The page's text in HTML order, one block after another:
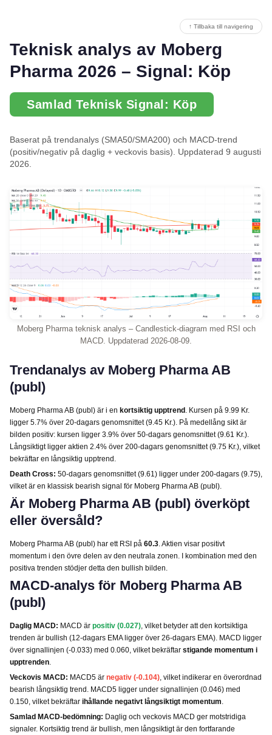
↑ Tillbaka till navigering
Teknisk analys av Moberg
Pharma 2026 – Signal: Köp
Samlad Teknisk Signal: Köp
Baserat på trendanalys (SMA50/SMA200) och MACD-trend
(positiv/negativ på daglig + veckovis basis). Uppdaterad 9 augusti
2026.
Moberg Pharma teknisk analys – Candlestick-diagram med RSI och
MACD. Uppdaterad 2026-08-09.
Trendanalys av Moberg Pharma AB
(publ)
Moberg Pharma AB (publ) är i en kortsiktig upptrend . Kursen på 9.99 Kr.
ligger 5.7% över 20-dagars genomsnittet (9.45 Kr.). På medellång sikt är
bilden positiv: kursen ligger 3.9% över 50-dagars genomsnittet (9.61 Kr.).
Långsiktigt ligger aktien 2.4% över 200-dagars genomsnittet (9.75 Kr.), vilket
bekräftar en långsiktig upptrend.
Death Cross: 50-dagars genomsnittet (9.61) ligger under 200-dagars (9.75),
vilket är en klassisk bearish signal för Moberg Pharma AB (publ).
Är Moberg Pharma AB (publ) överköpt
eller översåld?
Moberg Pharma AB (publ) har ett RSI på 60.3. Aktien visar positivt
momentum i den övre delen av den neutrala zonen. I kombination med den
positiva trenden stödjer detta den bullish bilden.
MACD-analys för Moberg Pharma AB
(publ)
Daglig MACD: MACD är positiv (0.027), vilket betyder att den kortsiktiga
trenden är bullish (12-dagars EMA ligger över 26-dagars EMA). MACD ligger
över signallinjen (-0.033) med 0.060, vilket bekräftar stigande momentum i
upptrenden.
Veckovis MACD: MACD5 är negativ (-0.104), vilket indikerar en överordnad
bearish långsiktig trend. MACD5 ligger under signallinjen (0.046) med
0.150, vilket bekräftar ihållande negativt långsiktigt momentum.
Samlad MACD-bedömning: Daglig och veckovis MACD ger motstridiga
signaler. Kortsiktig trend är bullish, men långsiktigt är den fortfarande